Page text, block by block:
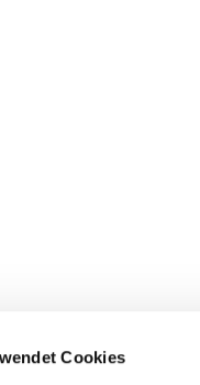
Cookies